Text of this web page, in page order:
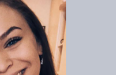
Luckau e.V.", "Theaterloge
Rot-Weiß-Luckau"
Tanz